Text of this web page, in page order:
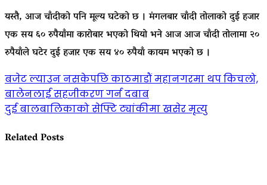
यस्तै, आज चाँदीको पनि मूल्य घटेको छ । मंगलबार चाँदी तोलाको दुई हजार
एक सय ६० रुपैयाँमा कारोबार भएको थियो भने आज आज चाँदी तोलामा २०
रुपैयाँले घटेर दुई हजार एक सय ४० रुपैयाँ कायम भएको छ ।
Post
navigation
बजेट ल्याउन नसकेपछि काठमाडौं महानगरमा थप किचलो,
बालेनलाई सहजीकरण गर्न दबाब
दुई बालबालिकाको सेफ्टि ट्यांकीमा खसेर मृत्यु
Related Posts